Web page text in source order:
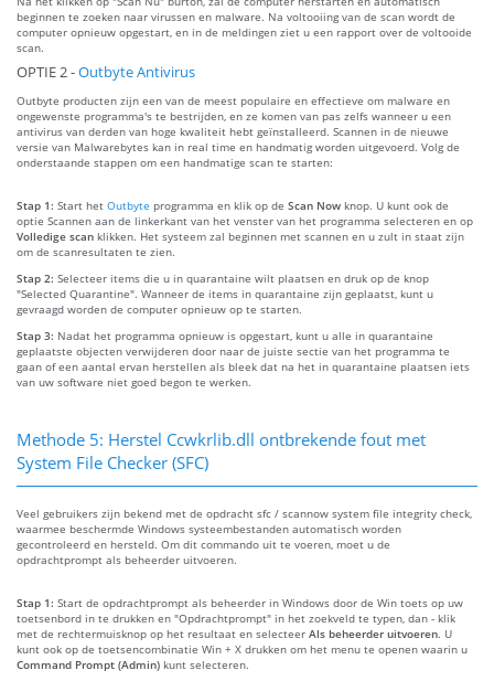
beginnen te zoeken naar virussen en malware. Na voltooiing van de scan wordt de
computer opnieuw opgestart, en in de meldingen ziet u een rapport over de voltooide
scan.
OPTIE 2 -Outbyte Antivirus
Outbyte producten zijn een van de meest populaire en effectieve om malware en
ongewenste programma's te bestrijden, en ze komen van pas zelfs wanneer u een
antivirus van derden van hoge kwaliteit hebt geïnstalleerd. Scannen in de nieuwe
versie van Malwarebytes kan in real time en handmatig worden uitgevoerd. Volg de
onderstaande stappen om een handmatige scan te starten:
Stap 1: Start het Outbyte programma en klik op de Scan Now knop. U kunt ook de
optie Scannen aan de linkerkant van het venster van het programma selecteren en op
Volledige scan klikken. Het systeem zal beginnen met scannen en u zult in staat zijn
om de scanresultaten te zien.
Stap 2: Selecteer items die u in quarantaine wilt plaatsen en druk op de knop
"Selected Quarantine". Wanneer de items in quarantaine zijn geplaatst, kunt u
gevraagd worden de computer opnieuw op te starten.
Stap 3: Nadat het programma opnieuw is opgestart, kunt u alle in quarantaine
geplaatste objecten verwijderen door naar de juiste sectie van het programma te
gaan of een aantal ervan herstellen als bleek dat na het in quarantaine plaatsen iets
van uw software niet goed begon te werken.
Methode 5: Herstel Ccwkrlib.dll ontbrekende fout met
System File Checker (SFC)
Veel gebruikers zijn bekend met de opdracht sfc / scannow system file integrity check,
waarmee beschermde Windows systeembestanden automatisch worden
gecontroleerd en hersteld. Om dit commando uit te voeren, moet u de
opdrachtprompt als beheerder uitvoeren.
Stap 1: Start de opdrachtprompt als beheerder in Windows door de Win toets op uw
toetsenbord in te drukken en "Opdrachtprompt" in het zoekveld te typen, dan - klik
met de rechtermuisknop op het resultaat en selecteer Als beheerder uitvoeren. U
kunt ook op de toetsencombinatie Win + X drukken om het menu te openen waarin u
Command Prompt (Admin) kunt selecteren.